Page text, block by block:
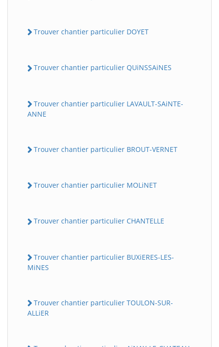
Trouver chantier particulier DOYET
Trouver chantier particulier QUiNSSAiNES
Trouver chantier particulier LAVAULT-SAiNTE-
ANNE
Trouver chantier particulier BROUT-VERNET
Trouver chantier particulier MOLiNET
Trouver chantier particulier CHANTELLE
Trouver chantier particulier BUXiERES-LES-
MiNES
Trouver chantier particulier TOULON-SUR-
ALLiER